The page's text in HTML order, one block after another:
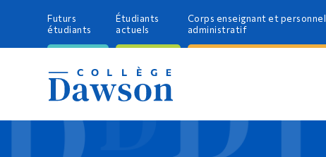
Futurs
étudiants
Étudiants
actuels
Corps enseignant et personnel
administratif